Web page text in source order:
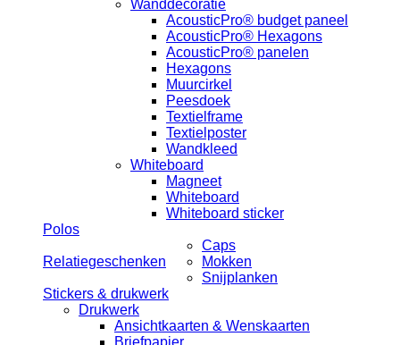
Wanddecoratie
AcousticPro® budget paneel
AcousticPro® Hexagons
AcousticPro® panelen
Hexagons
Muurcirkel
Peesdoek
Textielframe
Textielposter
Wandkleed
Whiteboard
Magneet
Whiteboard
Whiteboard sticker
Polos
Relatiegeschenken
Caps
Mokken
Snijplanken
Stickers & drukwerk
Drukwerk
Ansichtkaarten & Wenskaarten
Briefpapier